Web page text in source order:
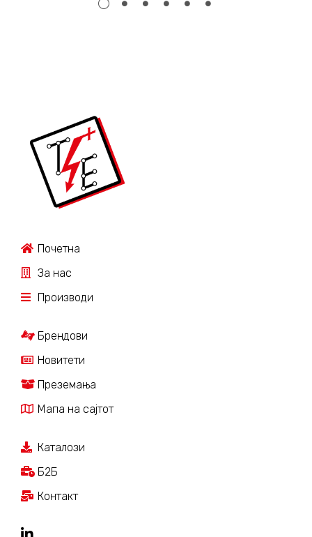
Почетна
За нас
Производи
Брендови
Новитети
Преземања
Мапа на сајтот
Каталози
Б2Б
Контакт